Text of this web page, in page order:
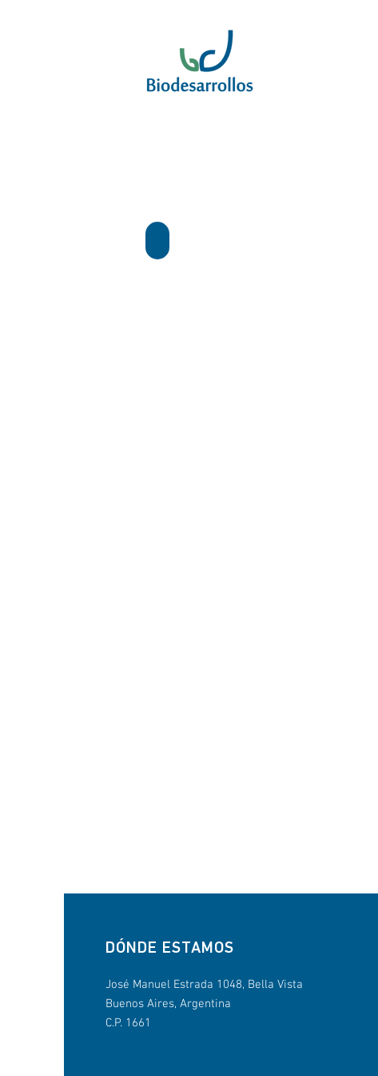
​DÓNDE ESTAMOS
José Manuel Estrada 1048, Bella Vista
Buenos Aires, Argentina
C.P. 1661